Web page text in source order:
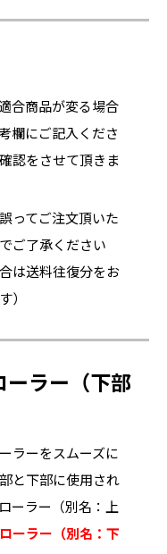
合商品が変る場合
欄にご記入くださ
認をさせて頂きま
ってご注文頂いた
ご了承ください
は送料往復分をお
）
ーラー（下部
ラーをスムーズに
と下部に使用され
ーラー（別名：上
ーラー（別名：下